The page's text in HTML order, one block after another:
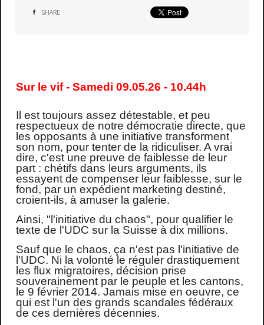
SHARE
Sur le vif - Samedi 09.05.26 - 10.44h
Il est toujours assez détestable, et peu
respectueux de notre démocratie directe, que
les opposants à une initiative transforment
son nom, pour tenter de la ridiculiser. A vrai
dire, c'est une preuve de faiblesse de leur
part : chétifs dans leurs arguments, ils
essayent de compenser leur faiblesse, sur le
fond, par un expédient marketing destiné,
croient-ils, à amuser la galerie.
Ainsi, "l'initiative du chaos", pour qualifier le
texte de l'UDC sur la Suisse à dix millions.
Sauf que le chaos, ça n'est pas l'initiative de
l'UDC. Ni la volonté le réguler drastiquement
les flux migratoires, décision prise
souverainement par le peuple et les cantons,
le 9 février 2014. Jamais mise en oeuvre, ce
qui est l'un des grands scandales fédéraux
de ces dernières décennies.